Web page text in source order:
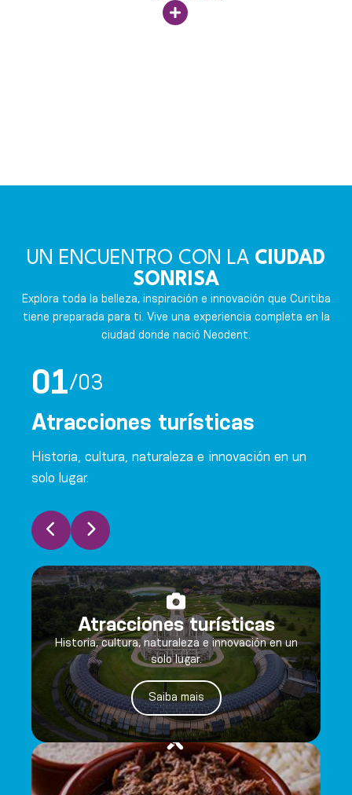
UN ENCUENTRO CON LA CIUDAD
SONRISA
Explora toda la belleza, inspiración e innovación que Curitiba
tiene preparada para ti. Vive una experiencia completa en la
ciudad donde nació Neodent.
01/03
Atracciones turísticas
Historia, cultura, naturaleza e innovación en un
solo lugar.
Atracciones turísticas
Historia, cultura, naturaleza e innovación en un
solo lugar.
Saiba mais